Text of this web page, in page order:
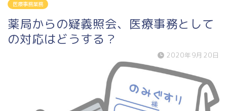
医療事務業務
薬局からの疑義照会、医療事務として
の対応はどうする？
2020年9月20日